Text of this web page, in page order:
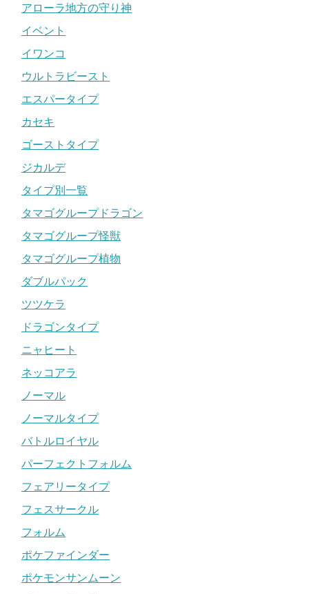
アローラ地方の守り神
イベント
イワンコ
ウルトラビースト
エスパータイプ
カセキ
ゴーストタイプ
ジカルデ
タイプ別一覧
タマゴグループドラゴン
タマゴグループ怪獣
タマゴグループ植物
ダブルパック
ツツケラ
ドラゴンタイプ
ニャヒート
ネッコアラ
ノーマル
ノーマルタイプ
バトルロイヤル
パーフェクトフォルム
フェアリータイプ
フェスサークル
フォルム
ポケファインダー
ポケモンサンムーン